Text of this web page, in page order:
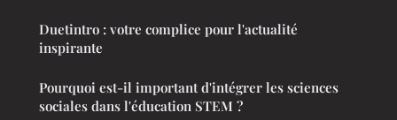
Duetintro : votre complice pour l'actualité
inspirante
Pourquoi est-il important d'intégrer les sciences
sociales dans l'éducation STEM ?